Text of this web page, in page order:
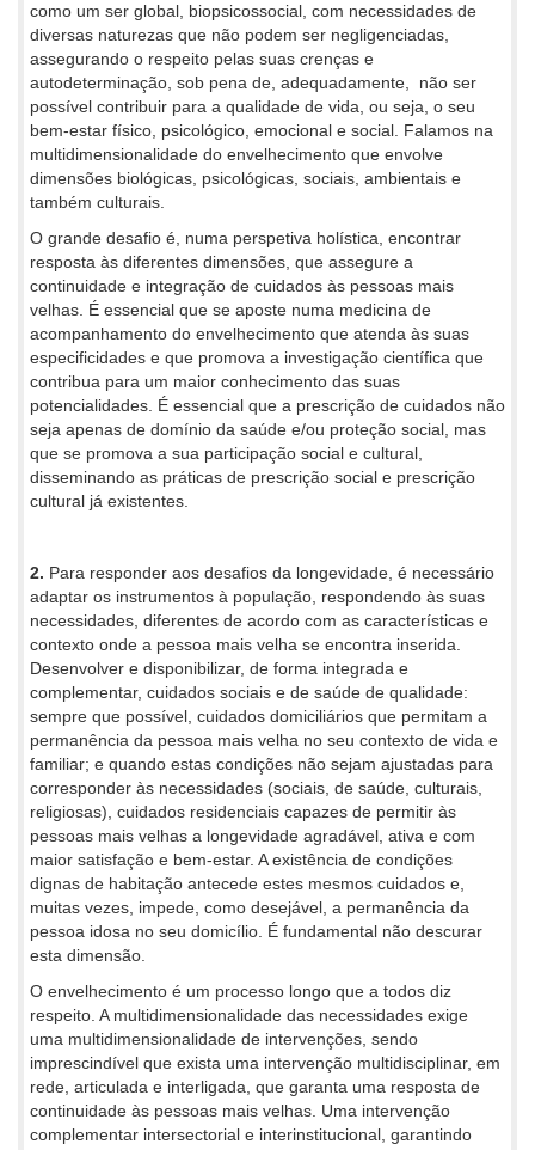
como um ser global, biopsicossocial, com necessidades de
diversas naturezas que não podem ser negligenciadas,
assegurando o respeito pelas suas crenças e
autodeterminação, sob pena de, adequadamente, não ser
possível contribuir para a qualidade de vida, ou seja, o seu
bem-estar físico, psicológico, emocional e social. Falamos na
multidimensionalidade do envelhecimento que envolve
dimensões biológicas, psicológicas, sociais, ambientais e
também culturais.
O grande desafio é, numa perspetiva holística, encontrar
resposta às diferentes dimensões, que assegure a
continuidade e integração de cuidados às pessoas mais
velhas. É essencial que se aposte numa medicina de
acompanhamento do envelhecimento que atenda às suas
especificidades e que promova a investigação científica que
contribua para um maior conhecimento das suas
potencialidades. É essencial que a prescrição de cuidados não
seja apenas de domínio da saúde e/ou proteção social, mas
que se promova a sua participação social e cultural,
disseminando as práticas de prescrição social e prescrição
cultural já existentes.
2. Para responder aos desafios da longevidade, é necessário
adaptar os instrumentos à população, respondendo às suas
necessidades, diferentes de acordo com as características e
contexto onde a pessoa mais velha se encontra inserida.
Desenvolver e disponibilizar, de forma integrada e
complementar, cuidados sociais e de saúde de qualidade:
sempre que possível, cuidados domiciliários que permitam a
permanência da pessoa mais velha no seu contexto de vida e
familiar; e quando estas condições não sejam ajustadas para
corresponder às necessidades (sociais, de saúde, culturais,
religiosas), cuidados residenciais capazes de permitir às
pessoas mais velhas a longevidade agradável, ativa e com
maior satisfação e bem-estar. A existência de condições
dignas de habitação antecede estes mesmos cuidados e,
muitas vezes, impede, como desejável, a permanência da
pessoa idosa no seu domicílio. É fundamental não descurar
esta dimensão.
O envelhecimento é um processo longo que a todos diz
respeito. A multidimensionalidade das necessidades exige
uma multidimensionalidade de intervenções, sendo
imprescindível que exista uma intervenção multidisciplinar, em
rede, articulada e interligada, que garanta uma resposta de
continuidade às pessoas mais velhas. Uma intervenção
complementar intersectorial e interinstitucional, garantindo